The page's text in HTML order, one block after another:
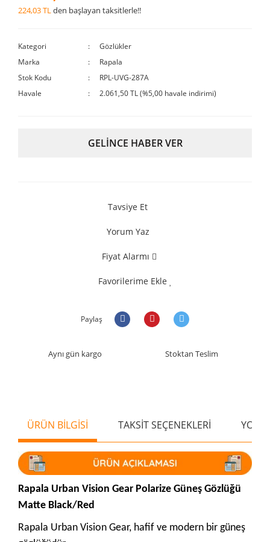
224,03 TLden başlayan taksitlerle!!
Kategori
Gözlükler
Marka
Rapala
Stok Kodu
RPL-UVG-287A
Havale
2.061,50 TL (%5,00 havale indirimi)
GELİNCE HABER VER
Tavsiye Et
Yorum Yaz
Fiyat Alarmı
Favorilerime Ekle
Paylaş
Aynı gün kargo Stoktan Teslim
ÜRÜN BİLGİSİ TAKSİT SEÇENEKLERİ
Rapala Urban Vision Gear Polarize Güneş Gözlüğü
Matte Black/Red
Rapala Urban Vision Gear, hafif ve modern bir güneş